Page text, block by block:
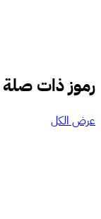
رموز ذات صلة
عرض الكل